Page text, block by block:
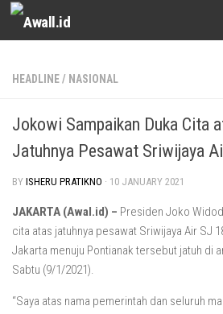
Skip to content
HEADLINE/ NASIONAL
Jokowi Sampaikan Duka Cita
Jatuhnya Pesawat Sriwijaya
BY ISHERU PRATIKNO · 10 JANUARY 2021
JAKARTA (Awal.id) – Presiden Joko
cita atas jatuhnya pesawat Sriwijaya Air SJ
Jakarta menuju Pontianak tersebut jatuh di
Sabtu (9/1/2021).
“Saya atas nama pemerintah dan seluruh